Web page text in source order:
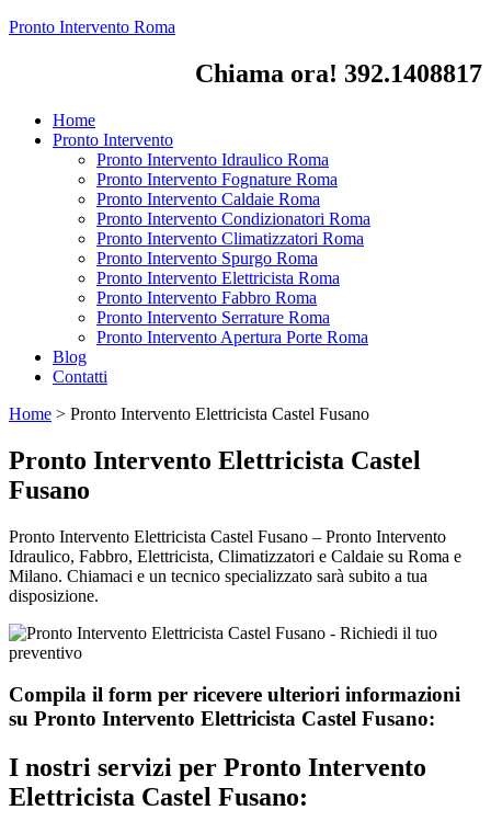
Pronto Intervento Roma
Chiama ora! 392.1408817
Home
Pronto Intervento
Pronto Intervento Idraulico Roma
Pronto Intervento Fognature Roma
Pronto Intervento Caldaie Roma
Pronto Intervento Condizionatori Roma
Pronto Intervento Climatizzatori Roma
Pronto Intervento Spurgo Roma
Pronto Intervento Elettricista Roma
Pronto Intervento Fabbro Roma
Pronto Intervento Serrature Roma
Pronto Intervento Apertura Porte Roma
Blog
Contatti
Home > Pronto Intervento Elettricista Castel Fusano
Pronto Intervento Elettricista Castel
Fusano
Pronto Intervento Elettricista Castel Fusano – Pronto Intervento
Idraulico, Fabbro, Elettricista, Climatizzatori e Caldaie su Roma e
Milano. Chiamaci e un tecnico specializzato sarà subito a tua
disposizione.
Compila il form per ricevere ulteriori informazioni
su Pronto Intervento Elettricista Castel Fusano:
I nostri servizi per Pronto Intervento
Elettricista Castel Fusano: